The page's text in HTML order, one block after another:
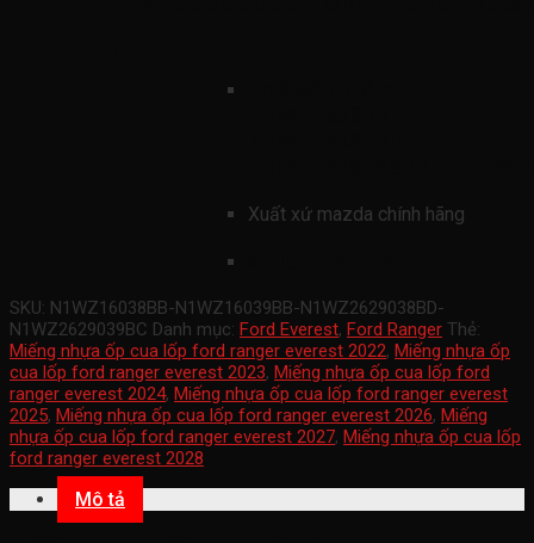
Xuất xứ mazda chính hãng
SKU: N1WZ16038BB-N1WZ16039BB-N1WZ2629038BD-
N1WZ2629039BC Danh mục: Ford Everest, Ford Ranger Thẻ:
Miếng nhựa ốp cua lốp ford ranger everest 2022, Miếng nhựa ốp
cua lốp ford ranger everest 2023, Miếng nhựa ốp cua lốp ford
ranger everest 2024, Miếng nhựa ốp cua lốp ford ranger everest
2025, Miếng nhựa ốp cua lốp ford ranger everest 2026, Miếng
nhựa ốp cua lốp ford ranger everest 2027, Miếng nhựa ốp cua lốp
ford ranger everest 2028
Mô tả